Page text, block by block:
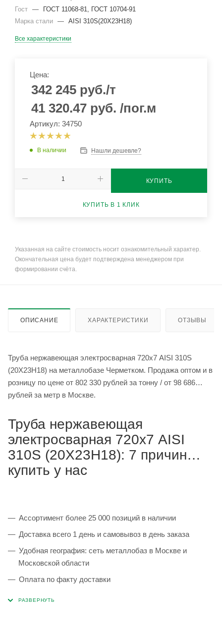
Гост —
ГОСТ 11068-81, ГОСТ 10704-91
Марка стали — AISI 310S(20Х23Н18)
Все характеристики
Цена:
342 245 руб./т
41 320.47 руб. /пог.м
Артикул: 34750
В наличии Нашли дешевле?
КУПИТЬ
КУПИТЬ В 1 КЛИК
Указанная на сайте стоимость носит ознакомительный характер.
Окончательная цена будет подтверждена менеджером при
формировании счёта.
ОПИСАНИЕ ХАРАКТЕРИСТИКИ ОТЗЫВЫ
Труба нержавеющая электросварная 720х7 AISI 310S
(20Х23Н18) на металлобазе Черметком. Продажа оптом и в
розницу по цене от 802 330 рублей за тонну / от 98 686
рублей за метр в Москве.
Труба нержавеющая
электросварная 720х7 AISI
310S (20Х23Н18): 7 причин
купить у нас
Ассортимент более 25 000 позиций в наличии
Доставка всего 1 день и самовывоз в день заказа
Удобная география: сеть металлобаз в Москве и
Московской области
Оплата по факту доставки